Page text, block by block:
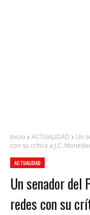
Inicio ACTUALIDAD
Un
con su crítica a J.C.
ACTUALIDAD
Un senador del
redes con su